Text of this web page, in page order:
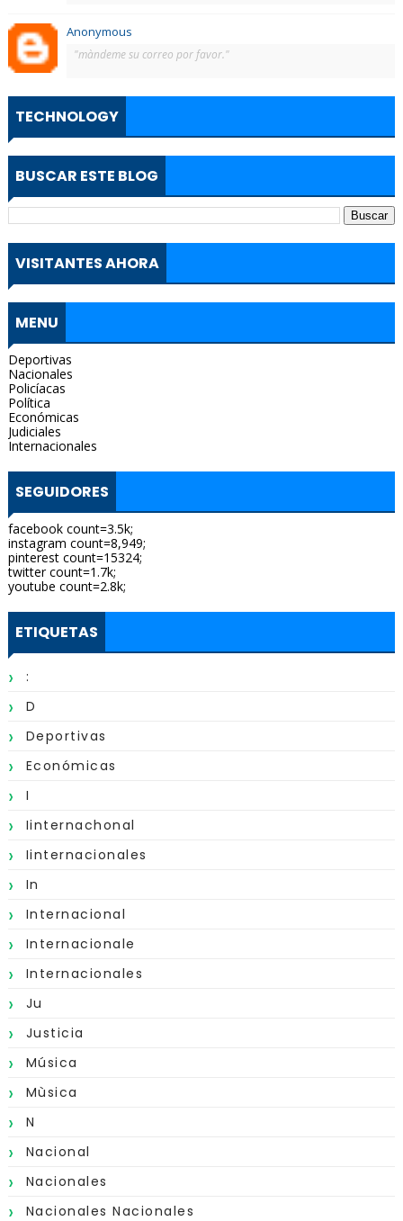
Anonymous
"màndeme su correo por favor."
TECHNOLOGY
BUSCAR ESTE BLOG
VISITANTES AHORA
MENU
Deportivas
Nacionales
Policíacas
Política
Económicas
Judiciales
Internacionales
SEGUIDORES
facebook count=3.5k;
instagram count=8,949;
pinterest count=15324;
twitter count=1.7k;
youtube count=2.8k;
ETIQUETAS
:
D
Deportivas
Económicas
I
Iinternachonal
Iinternacionales
In
Internacional
Internacionale
Internacionales
Ju
Justicia
Música
Mùsica
N
Nacional
Nacionales
Nacionales Nacionales